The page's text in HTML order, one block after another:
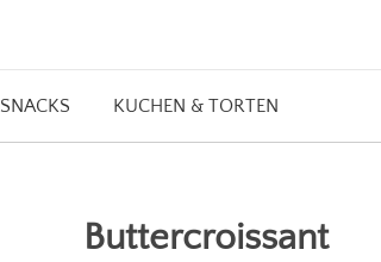
SNACKS KUCHEN & TORTEN
Buttercroissant